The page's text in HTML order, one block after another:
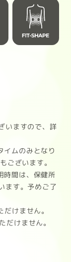
贅沢
る落
分）
ーな
。
ル
皆
いますので、詳
ムのみとなり
ございます。
間は、保健所
ます。予めご了
けません。
けません。